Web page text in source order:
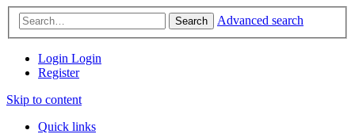
Search Advanced search
Login Login
Register
Skip to content
Quick links